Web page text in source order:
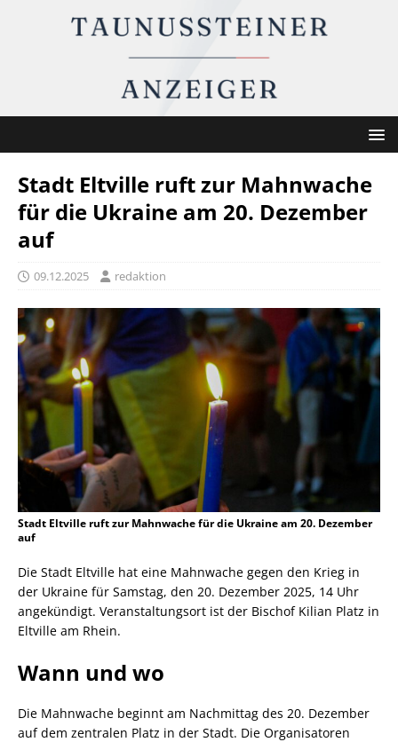
Stadt Eltville ruft zur Mahnwache
für die Ukraine am 20. Dezember
auf
09.12.2025 redaktion
Stadt Eltville ruft zur Mahnwache für die Ukraine am 20. Dezember
auf
Die Stadt Eltville hat eine Mahnwache gegen den Krieg in
der Ukraine für Samstag, den 20. Dezember 2025, 14 Uhr
angekündigt. Veranstaltungsort ist der Bischof Kilian Platz in
Eltville am Rhein.
Wann und wo
Die Mahnwache beginnt am Nachmittag des 20. Dezember
auf dem zentralen Platz in der Stadt. Die Organisatoren